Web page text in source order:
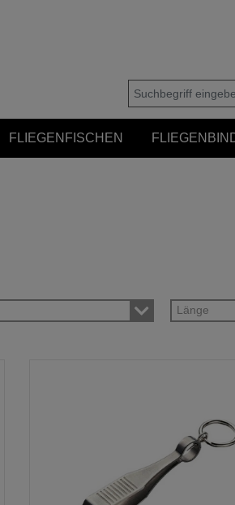
FLIEGENFISCHEN
Länge